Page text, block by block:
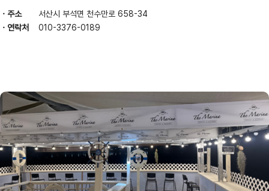
주소서산시 부석면 천수만로 658-34
연락처
010-3376-0189